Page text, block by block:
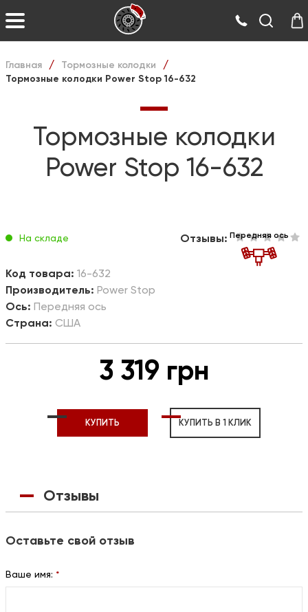
Главная / Тормозные колодки /
Тормозные колодки Power Stop 16-632
Тормозные колодки
Power Stop 16-632
Передняя ось
На складе Отзывы:
Код товара: 16-632
Производитель: Power Stop
Ось: Передняя ось
Страна: США
3 319 грн
КУПИТЬ КУПИТЬ В 1 КЛИК
Отзывы
Оставьте свой отзыв
Ваше имя: *